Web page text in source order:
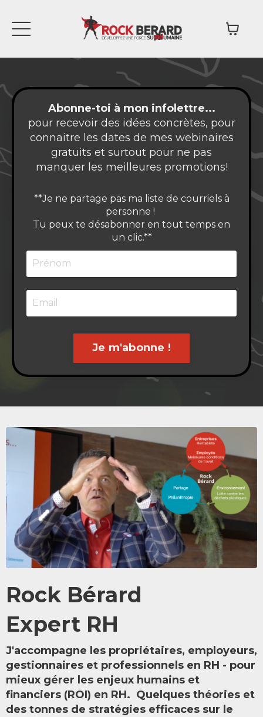
Abonne-toi à mon infolettre...
pour recevoir des idées concrètes, pour
connaitre les dates de mes webinaires
gratuits et surtout pour ne pas
manquer les meilleures promotions!
**Je ne partage pas ma liste de courriels à
personne !
Tu peux te désabonner en tout temps en
un clic.**
Je m'abonne !
Rock Bérard
Expert RH
J'accompagne les propriétaires, employeurs,
gestionnaires et professionnels en RH - pour
mieux gérer les enjeux humains et
financiers (ROI) en RH. Quelques théories et
des tonnes de stratégies efficaces sur le